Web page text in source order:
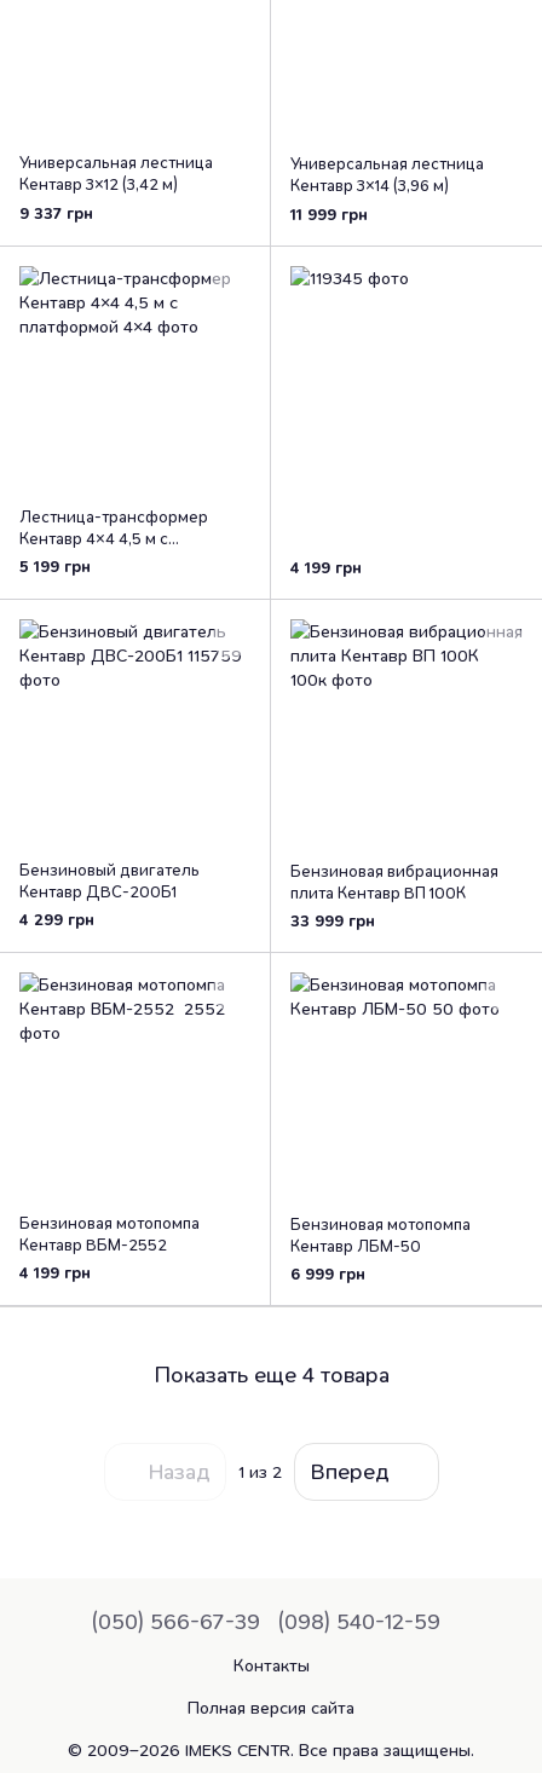
Универсальная лестница
Кентавр 3×12 (3,42 м)
9 337 грн
Универсальная лестница
Кентавр 3×14 (3,96 м)
11 999 грн
Лестница-трансформер
Кентавр 4×4 4,5 м с
платформой
5 199 грн 4 199 грн
Бензиновый двигатель
Кентавр ДВС-200Б1
4 299 грн
Бензиновая вибрационная
плита Кентавр ВП 100К
33 999 грн
Бензиновая мотопомпа
Кентавр ВБМ-2552
4 199 грн
Бензиновая мотопомпа
Кентавр ЛБМ-50
6 999 грн
Показать еще 4 товара
Назад 1 из 2 Вперед
(050) 566-67-39 (098) 540-12-59
Контакты
Полная версия сайта
© 2009–2026 IMEKS CENTR. Все права защищены.